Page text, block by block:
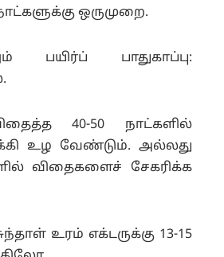
ஒருமுறை.
பயிர்ப் பாதுகாப்பு:
40-50 நாட்களில்
உழ வேண்டும். அல்லது
விதைகளைச் சேகரிக்க
உரம் எக்டருக்கு 13-15